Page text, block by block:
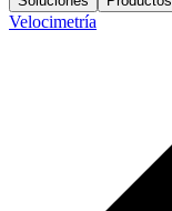
Velocimetría